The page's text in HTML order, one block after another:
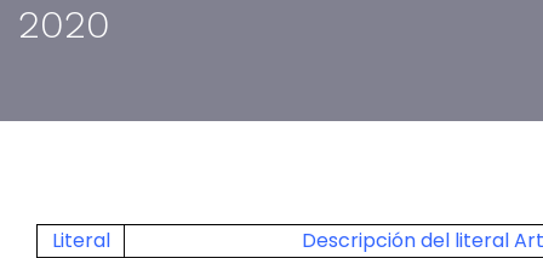
2020
Literal Descripción del literal